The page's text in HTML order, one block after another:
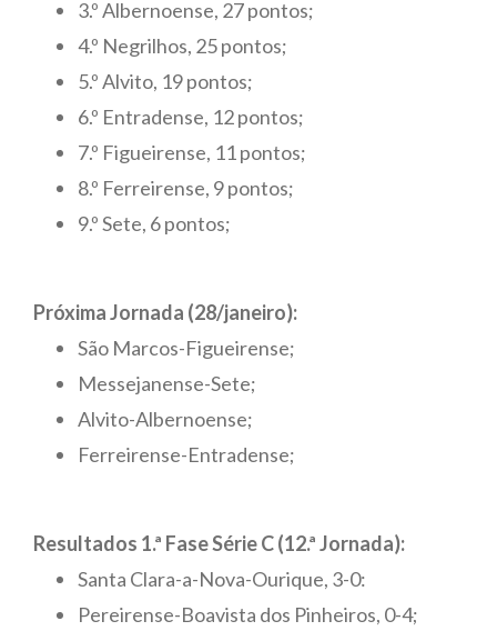
3.º Albernoense, 27 pontos;
4.º Negrilhos, 25 pontos;
5.º Alvito, 19 pontos;
6.º Entradense, 12 pontos;
7.º Figueirense, 11 pontos;
8.º Ferreirense, 9 pontos;
9.º Sete, 6 pontos;
Próxima Jornada (28/janeiro):
São Marcos-Figueirense;
Messejanense-Sete;
Alvito-Albernoense;
Ferreirense-Entradense;
Resultados 1.ª Fase Série C (12.ª Jornada):
Santa Clara-a-Nova-Ourique, 3-0:
Pereirense-Boavista dos Pinheiros, 0-4;